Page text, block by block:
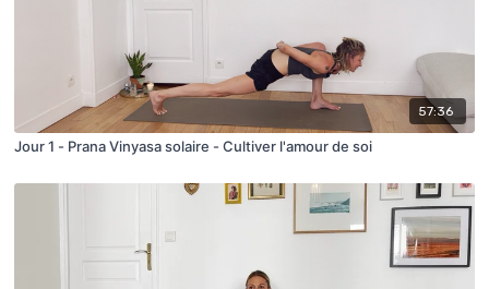
57:36
Jour 1 - Prana Vinyasa solaire - Cultiver l'amour de soi